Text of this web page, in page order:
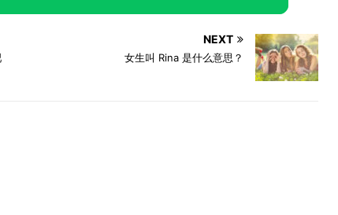
NEXT
女生叫 Rina 是什么意思？